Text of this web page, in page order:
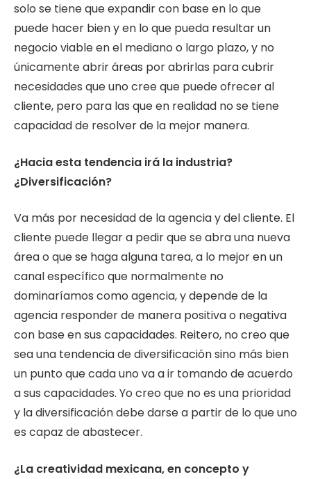
solo se tiene que expandir con base en lo que
puede hacer bien y en lo que pueda resultar un
negocio viable en el mediano o largo plazo, y no
únicamente abrir áreas por abrirlas para cubrir
necesidades que uno cree que puede ofrecer al
cliente, pero para las que en realidad no se tiene
capacidad de resolver de la mejor manera.
¿Hacia esta tendencia irá la industria?
¿Diversificación?
Va más por necesidad de la agencia y del cliente. El
cliente puede llegar a pedir que se abra una nueva
área o que se haga alguna tarea, a lo mejor en un
canal específico que normalmente no
dominaríamos como agencia, y depende de la
agencia responder de manera positiva o negativa
con base en sus capacidades. Reitero, no creo que
sea una tendencia de diversificación sino más bien
un punto que cada uno va a ir tomando de acuerdo
a sus capacidades. Yo creo que no es una prioridad
y la diversificación debe darse a partir de lo que uno
es capaz de abastecer.
¿La creatividad mexicana, en concepto y